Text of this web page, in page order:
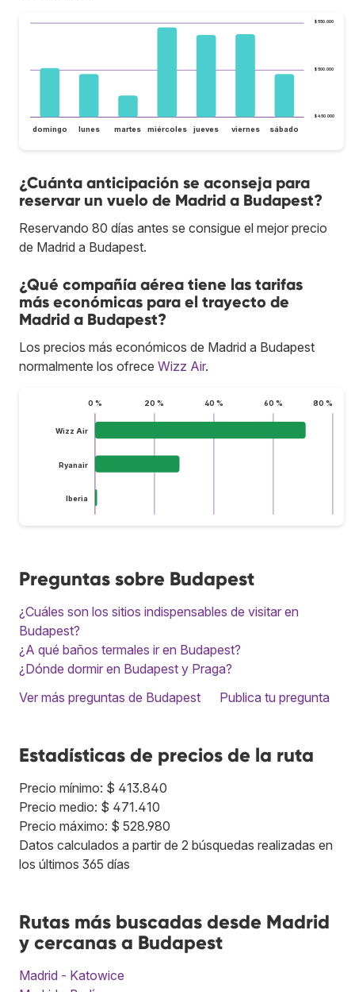
$ 450.000
$ 500.000
$ 550.000
domingo lunes martes miércoles jueves viernes sábado
¿Cuánta anticipación se aconseja para
reservar un vuelo de Madrid a Budapest?
Reservando 80 días antes se consigue el mejor precio
de Madrid a Budapest.
¿Qué compañía aérea tiene las tarifas
más económicas para el trayecto de
Madrid a Budapest?
Los precios más económicos de Madrid a Budapest
normalmente los ofrece Wizz Air.
0 % 20 % 40 % 60 % 80 %
Wizz Air
Ryanair
Iberia
Preguntas sobre Budapest
¿Cuáles son los sitios indispensables de visitar en
Budapest?
¿A qué baños termales ir en Budapest?
¿Dónde dormir en Budapest y Praga?
Ver más preguntas de Budapest
Publica tu pregunta
Estadísticas de precios de la ruta
Precio mínimo: $ 413.840
Precio medio: $ 471.410
Precio máximo: $ 528.980
Datos calculados a partir de 2 búsquedas realizadas en
los últimos 365 días
Rutas más buscadas desde Madrid
y cercanas a Budapest
Madrid - Katowice